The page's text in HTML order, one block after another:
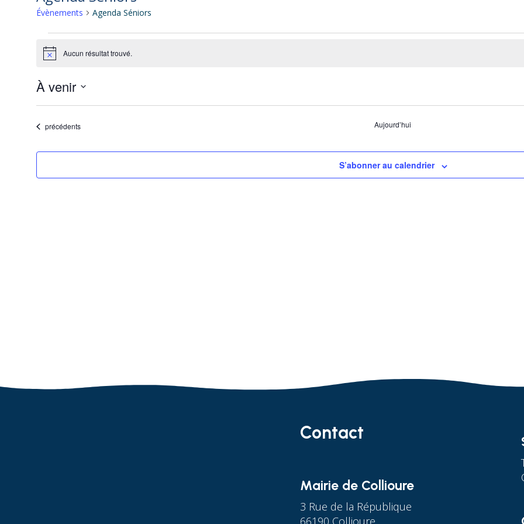
Évènements Agenda Séniors
Évènements
Notice Aucun résultat trouvé.
À venir
Sélectionnez
date.
Évènements
précédents Aujourd’hui
S’abonner au calendrier
Contact
Mairie de Collioure
3 Rue de la République